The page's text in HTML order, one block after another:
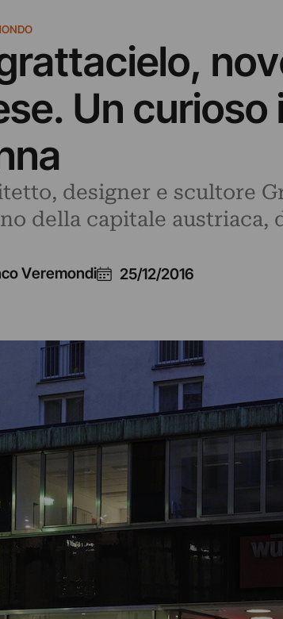
Un
designer e scultore
della capitale austriaca,
Veremondi 25/12/2016